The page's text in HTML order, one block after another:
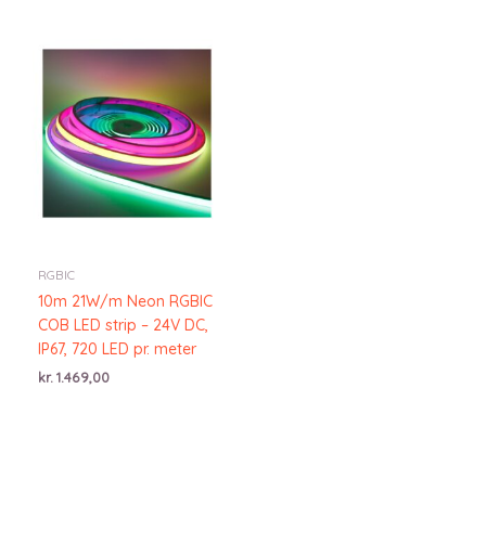
RGBIC
10m 21W/m Neon RGBIC
COB LED strip – 24V DC,
IP67, 720 LED pr. meter
kr.1.469,00